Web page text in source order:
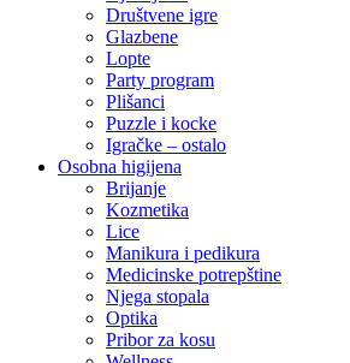
Društvene igre
Glazbene
Lopte
Party program
Plišanci
Puzzle i kocke
Igračke – ostalo
Osobna higijena
Brijanje
Kozmetika
Lice
Manikura i pedikura
Medicinske potrepštine
Njega stopala
Optika
Pribor za kosu